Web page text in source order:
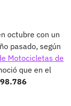
octubre con un
pasado, según
Motocicletas de
que en el
98.786